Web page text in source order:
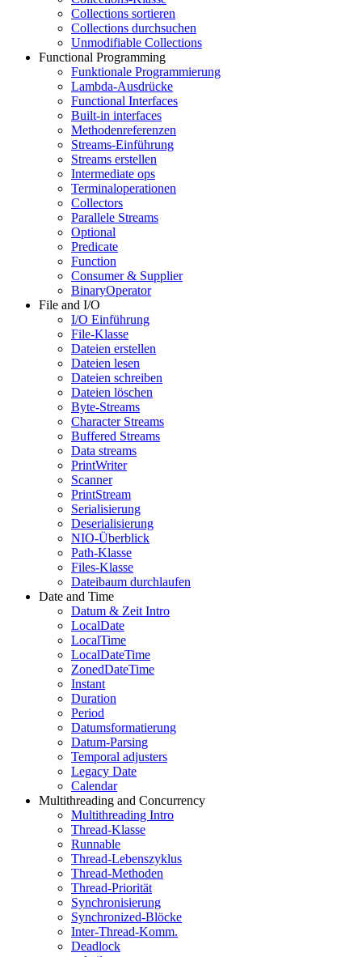
Collections sortieren
Collections durchsuchen
Unmodifiable Collections
Functional Programming
Funktionale Programmierung
Lambda-Ausdrücke
Functional Interfaces
Built-in interfaces
Methodenreferenzen
Streams-Einführung
Streams erstellen
Intermediate ops
Terminaloperationen
Collectors
Parallele Streams
Optional
Predicate
Function
Consumer & Supplier
BinaryOperator
File and I/O
I/O Einführung
File-Klasse
Dateien erstellen
Dateien lesen
Dateien schreiben
Dateien löschen
Byte-Streams
Character Streams
Buffered Streams
Data streams
PrintWriter
Scanner
PrintStream
Serialisierung
Deserialisierung
NIO-Überblick
Path-Klasse
Files-Klasse
Dateibaum durchlaufen
Date and Time
Datum & Zeit Intro
LocalDate
LocalTime
LocalDateTime
ZonedDateTime
Instant
Duration
Period
Datumsformatierung
Datum-Parsing
Temporal adjusters
Legacy Date
Calendar
Multithreading and Concurrency
Multithreading Intro
Thread-Klasse
Runnable
Thread-Lebenszyklus
Thread-Methoden
Thread-Priorität
Synchronisierung
Synchronized-Blöcke
Inter-Thread-Komm.
Deadlock